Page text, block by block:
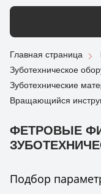
Главная страница
Зуботехническое
Зуботехнические
Вращающийся
ФЕТРОВЫЕ
Подбор